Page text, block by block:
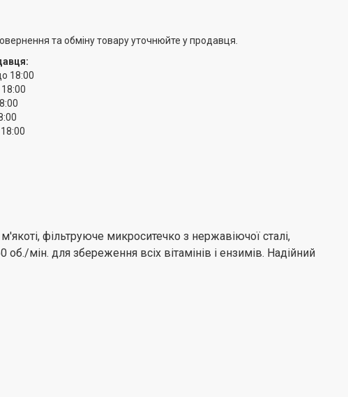
з присосками для надійного користування
розрахований на 15 хвилин безперервного віджимання
живлення: 110 см
та обміну товару уточнюйте у продавця.
18:00
фільтруюче микроситечко з нержавіючої сталі,
мін. для збереження всіх вітамінів і ензимів. Надійний